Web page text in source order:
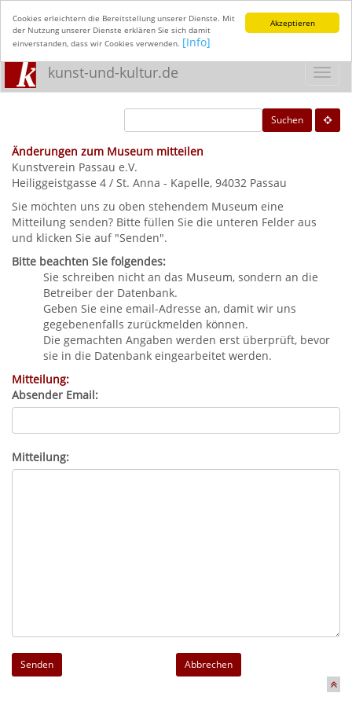
Akzeptieren
Cookies erleichtern die Bereitstellung unserer Dienste. Mit
der Nutzung unserer Dienste erklären Sie sich damit
einverstanden, dass wir Cookies verwenden. [Info]
kunst-und-kultur.de
Suchen
Änderungen zum Museum mitteilen
Kunstverein Passau e.V.
Heiliggeistgasse 4 / St. Anna - Kapelle, 94032 Passau
Sie möchten uns zu oben stehendem Museum eine
Mitteilung senden? Bitte füllen Sie die unteren Felder aus
und klicken Sie auf "Senden".
Bitte beachten Sie folgendes:
Sie schreiben nicht an das Museum, sondern an die
Betreiber der Datenbank.
Geben Sie eine email-Adresse an, damit wir uns
gegebenenfalls zurückmelden können.
Die gemachten Angaben werden erst überprüft, bevor
sie in die Datenbank eingearbeitet werden.
Mitteilung:
Absender Email:
Mitteilung:
Abbrechen